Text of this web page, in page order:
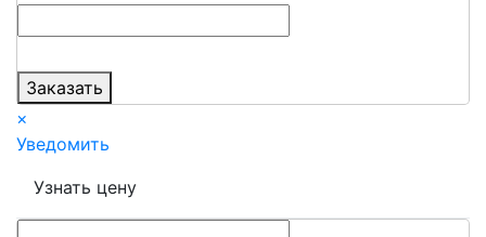
Заказать
×
Уведомить
Узнать цену